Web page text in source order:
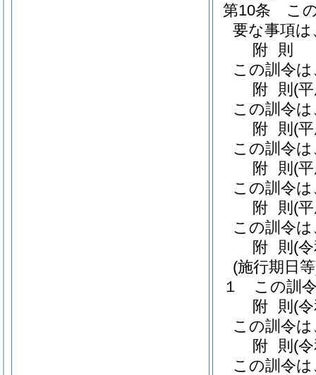
第10条
こ
要な事項
附 則
この訓令
附 則 (
この訓令
附 則 (
この訓令
附 則 (
この訓令
附 則 (
この訓令
附 則 (
(施行期日
１
この訓
附 則 (
この訓令
附 則 (
この訓令